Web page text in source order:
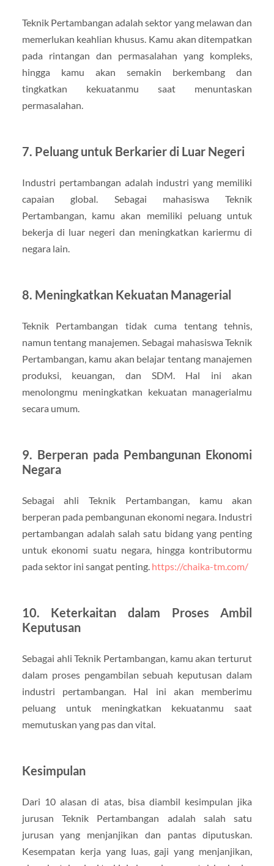
Teknik Pertambangan adalah sektor yang melawan dan
memerlukan keahlian khusus. Kamu akan ditempatkan
pada rintangan dan permasalahan yang kompleks,
hingga kamu akan semakin berkembang dan
tingkatkan kekuatanmu saat menuntaskan
permasalahan.
7. Peluang untuk Berkarier di Luar Negeri
Industri pertambangan adalah industri yang memiliki
capaian global. Sebagai mahasiswa Teknik
Pertambangan, kamu akan memiliki peluang untuk
bekerja di luar negeri dan meningkatkan kariermu di
negara lain.
8. Meningkatkan Kekuatan Managerial
Teknik Pertambangan tidak cuma tentang tehnis,
namun tentang manajemen. Sebagai mahasiswa Teknik
Pertambangan, kamu akan belajar tentang manajemen
produksi, keuangan, dan SDM. Hal ini akan
menolongmu meningkatkan kekuatan managerialmu
secara umum.
9. Berperan pada Pembangunan Ekonomi
Negara
Sebagai ahli Teknik Pertambangan, kamu akan
berperan pada pembangunan ekonomi negara. Industri
pertambangan adalah salah satu bidang yang penting
untuk ekonomi suatu negara, hingga kontributormu
pada sektor ini sangat penting. https://chaika-tm.com/
10. Keterkaitan dalam Proses Ambil
Keputusan
Sebagai ahli Teknik Pertambangan, kamu akan terturut
dalam proses pengambilan sebuah keputusan dalam
industri pertambangan. Hal ini akan memberimu
peluang untuk meningkatkan kekuatanmu saat
memutuskan yang pas dan vital.
Kesimpulan
Dari 10 alasan di atas, bisa diambil kesimpulan jika
jurusan Teknik Pertambangan adalah salah satu
jurusan yang menjanjikan dan pantas diputuskan.
Kesempatan kerja yang luas, gaji yang menjanjikan,